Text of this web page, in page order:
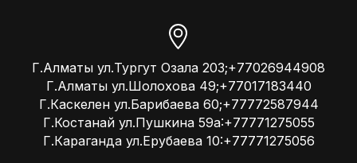
Г.Алматы ул.Тургут Озала 203;+77026944908
Г.Алматы ул.Шолохова 49;+77017183440
Г.Каскелен ул.Барибаева 60;+77772587944
Г.Костанай ул.Пушкина 59а:+77771275055
Г.Караганда ул.Ерубаева 10:+77771275056